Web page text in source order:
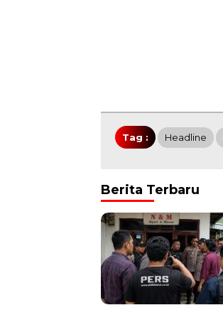
Tag : Headline
Berita Terbaru